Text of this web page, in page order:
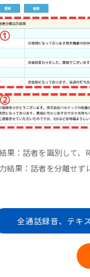
：話者を識別して、
果：話者を分離せず
全通話録音、テキ